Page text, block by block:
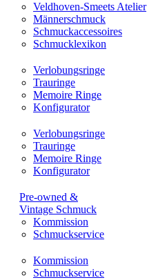
Veldhoven-Smeets Atelier
Männerschmuck
Schmuckaccessoires
Schmucklexikon
Verlobungsringe
Trauringe
Memoire Ringe
Konfigurator
Verlobungsringe
Trauringe
Memoire Ringe
Konfigurator
Pre-owned &
Vintage Schmuck
Kommission
Schmuckservice
Kommission
Schmuckservice